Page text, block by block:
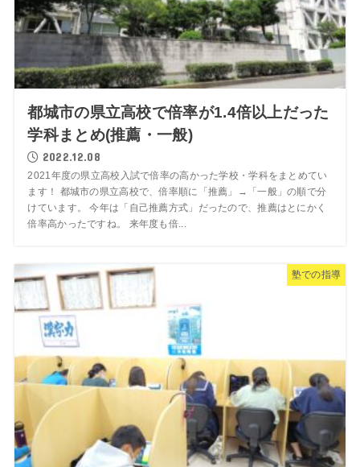
都城市の県立高校で倍率が1.4倍以上だった
学科まとめ(推薦・一般)
2022.12.08
2021年度の県立高校入試で倍率の高かった学校・学科をまとめてい
ます！ 都城市の県立高校で、倍率順に「推薦」→「一般」の順で分
けています。 今年は「自己推薦方式」だったので、推薦はとにかく
倍率高かったですね。 来年度も倍...
塾での指導